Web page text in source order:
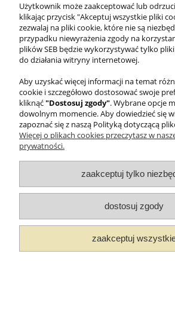
© 2025 WMF Groupe SEB Company -
pokaż pełną wersję
Sklep internetowy Shoper
Użytkownik może zaakceptować lub
klikając przycisk "Akceptuj wszystkie pliki
zezwalaj na pliki cookie, które nie są
przypadku niewyrażenia zgody na
plików SEB będzie wykorzystywać tylko
do działania witryny internetowej.
Aby uzyskać więcej informacji na temat
cookie i szczegółowo dostosować swoje
kliknąć"Dostosuj zgody". Wybrane opcje
dowolnym momencie. Aby dowiedzieć się
zapoznać się z naszą Polityką dotyczącą
Więcej o plikach cookies przeczytasz w
prywatności.
zaakceptuj tylko
dostosuj zgody
zaakceptuj